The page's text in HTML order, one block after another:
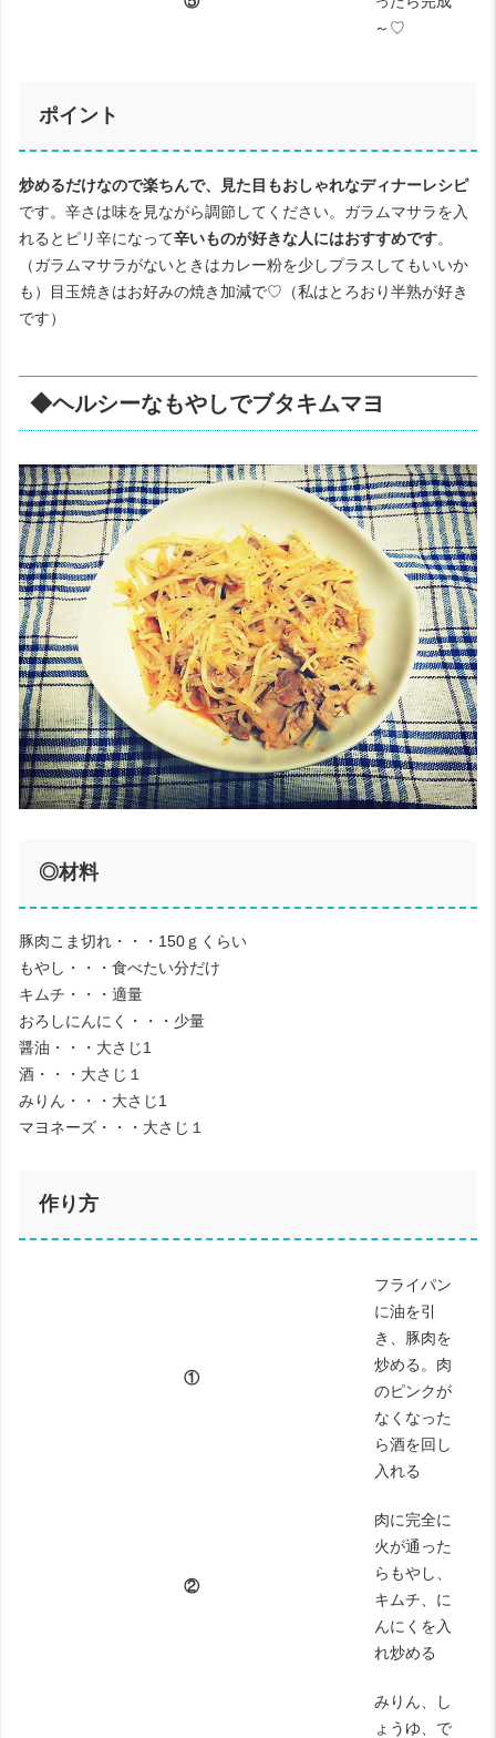
～♡
ポイント
炒めるだけなので楽ちんで、見た目もおしゃれなディナーレシピ
です。辛さは味を見ながら調節してください。ガラムマサラを入
れるとピリ辛になって辛いものが好きな人にはおすすめです。
（ガラムマサラがないときはカレー粉を少しプラスしてもいいか
も）目玉焼きはお好みの焼き加減で♡（私はとろおり半熟が好き
です）
◆ヘルシーなもやしでブタキムマヨ
◎材料
豚肉こま切れ・・・150ｇくらい
もやし・・・食べたい分だけ
キムチ・・・適量
おろしにんにく・・・少量
醤油・・・大さじ1
酒・・・大さじ１
みりん・・・大さじ1
マヨネーズ・・・大さじ１
作り方
①
フライパン
に油を引
き、豚肉を
炒める。肉
のピンクが
なくなった
ら酒を回し
入れる
②
肉に完全に
火が通った
らもやし、
キムチ、に
んにくを入
れ炒める
みりん、し
ょうゆ、で